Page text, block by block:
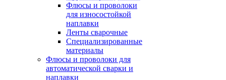
Флюсы и проволоки
для износостойкой
наплавки
Ленты сварочные
Специализированные
материалы
Флюсы и проволоки для
автоматической сварки и
наплавки